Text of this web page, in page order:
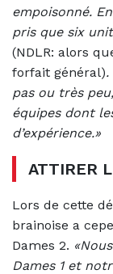
empoisonné.
pris que six
(NDLR: alors
forfait général).
pas ou très
équipes dont
d’expérience.»
ATTIRER
Lors de cette
brainoise a
Dames 2.
Dames 1 et